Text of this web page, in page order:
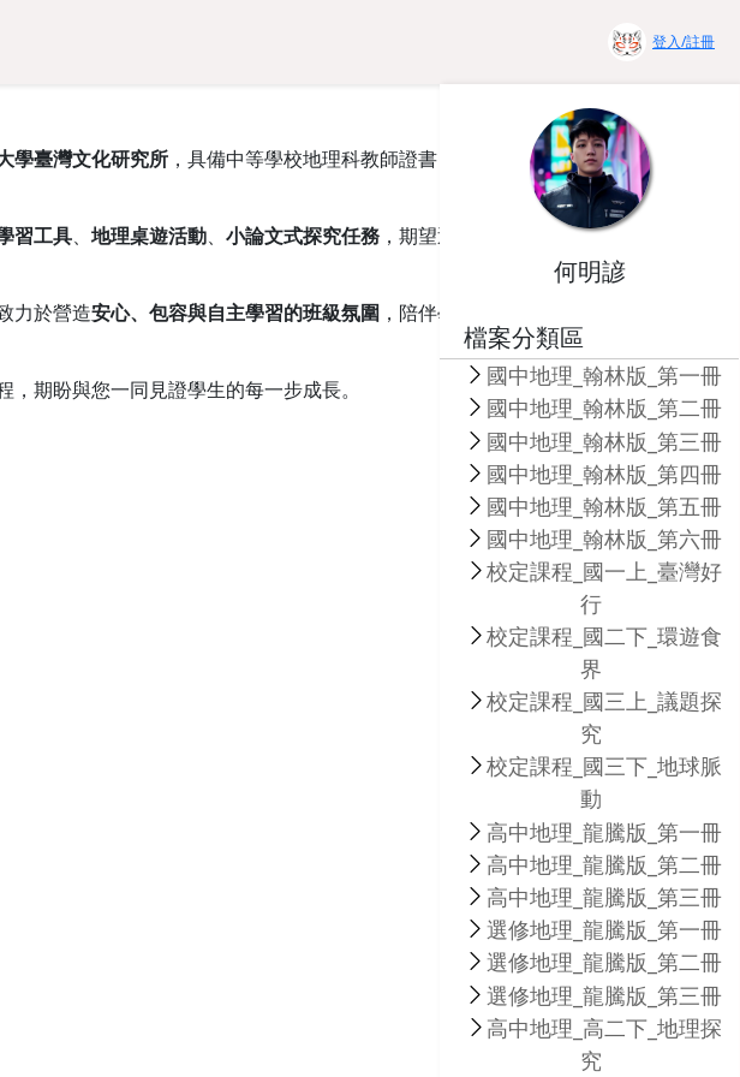
登入/註冊
學臺灣文化研究所 ，具備中等學校地理科教師證書，曾任教於補習班與多所中學，
習工具、 地理桌遊活動、 小論文式探究任務 ，期望透過多元化的教學方式，激發學
力於營造安心、包容與自主學習的班級氛圍 ，陪伴學生成長、面對挑戰，並找到屬
期盼與您一同見證學生的每一步成長。
何明諺
檔案分類區
國中地理_翰林版_第一冊
國中地理_翰林版_第二冊
國中地理_翰林版_第三冊
國中地理_翰林版_第四冊
國中地理_翰林版_第五冊
國中地理_翰林版_第六冊
校定課程_國一上_臺灣好
行
校定課程_國二下_環遊食
界
校定課程_國三上_議題探
究
校定課程_國三下_地球脈
動
高中地理_龍騰版_第一冊
高中地理_龍騰版_第二冊
高中地理_龍騰版_第三冊
選修地理_龍騰版_第一冊
選修地理_龍騰版_第二冊
選修地理_龍騰版_第三冊
高中地理_高二下_地理探
究